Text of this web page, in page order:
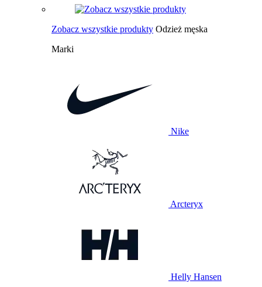
Zobacz wszystkie produkty Odzież męska
Marki
Nike
Arcteryx
Helly Hansen